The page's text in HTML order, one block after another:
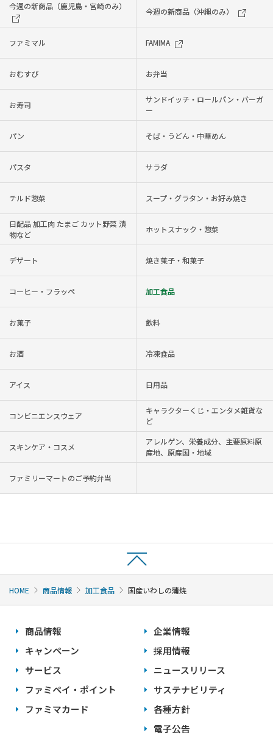
今週の新商品（鹿児島・宮崎のみ）
今週の新商品（沖縄のみ）
ファミマル FAMIMA
おむすび お弁当
お寿司
サンドイッチ・ロールパン・バーガ
ー
パン そば・うどん・中華めん
パスタ サラダ
チルド惣菜 スープ・グラタン・お好み焼き
日配品 加工肉 たまご カット野菜 漬
物など
ホットスナック・惣菜
デザート 焼き菓子・和菓子
コーヒー・フラッペ 加工食品
お菓子 飲料
お酒 冷凍食品
アイス 日用品
コンビニエンスウェア
キャラクターくじ・エンタメ雑貨な
ど
スキンケア・コスメ
アレルゲン、栄養成分、主要原料原
産地、原産国・地域
ファミリーマートのご予約弁当
HOME 商品情報 加工食品 国産いわしの蒲焼
商品情報
キャンペーン
サービス
ファミペイ・ポイント
ファミマカード
企業情報
採用情報
ニュースリリース
サステナビリティ
各種方針
電子公告